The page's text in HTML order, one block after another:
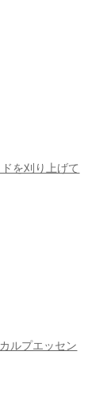
を刈り上げて
ルプエッセン